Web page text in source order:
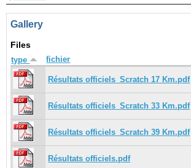
recherche
messages récents
Ouverture de session
Nom d'utilisateur:
Gallery
Files
type fichier
Résultats officiels_Scratch 17 Km.pdf
Résultats officiels_Scratch 33 Km.pdf
Résultats officiels_Scratch 39 Km.pdf
Résultats officiels.pdf